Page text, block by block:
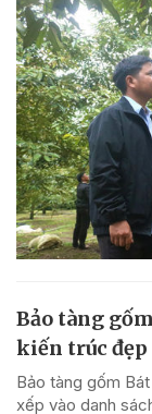
Bảo tàng
kiến trúc
Bảo tàng gốm
xếp vào danh